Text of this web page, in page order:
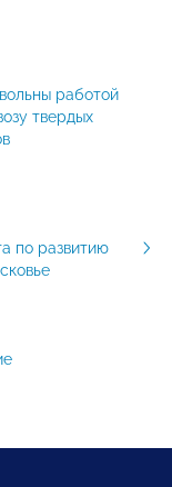
работой
твердых
по развитию